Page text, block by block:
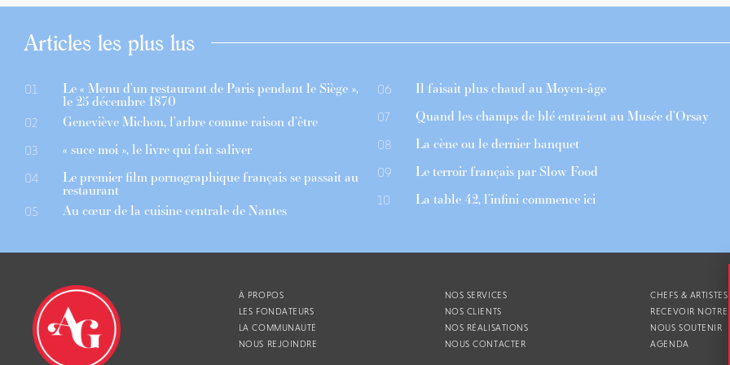
Articles les plus lus
01 Le « Menu d’un restaurant de Paris pendant le Siège »,
le 25 décembre 1870
02 Geneviève Michon, l’arbre comme raison d’être
03 « suce moi », le livre qui fait saliver
04 Le premier film pornographique français se passait au
restaurant
05 Au cœur de la cuisine centrale de Nantes
06 Il faisait plus chaud au Moyen-âge
07 Quand les champs de blé entraient au Musée d’Orsay
08 La cène ou le dernier banquet
09 Le terroir français par Slow Food
10 La table 42, l’infini commence ici
À PROPOS
LES FONDATEURS
LA COMMUNAUTÉ
NOUS REJOINDRE
NOS SERVICES
NOS CLIENTS
NOS RÉALISATIONS
NOUS CONTACTER
CHEFS & ARTISTES
RECEVOIR NOTRE
NOUS SOUTENIR
AGENDA